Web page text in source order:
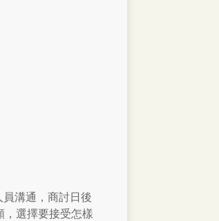
溝通，商討日後
，選擇要接受怎樣